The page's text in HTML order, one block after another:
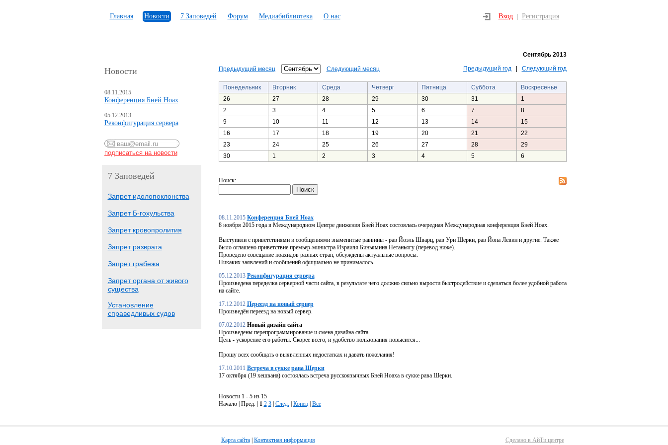
Главная Новости 7 Заповедей Форум Медиабиблиотека О нас Вход Регистрация
Новости
08.11.2015
Конференция Бней Ноах
05.12.2013
Реконфигурация сервера
7 Заповедей
Запрет идолопоклонства
Запрет Б-гохульства
Запрет кровопролития
Запрет разврата
Запрет грабежа
Запрет органа от живого
существа
Установление
справедливых судов
Сентябрь 2013
Предыдущий месяц Следующий месяц Предыдущий год| Следующий год
Понедельник Вторник Среда Четверг Пятница Суббота
Воскресенье
26
27 28 29 30 31
1
2
3 4 5 6 7
8
9
10 11 12 13 14
15
16
17 18 19 20 21
22
23
24 25 26 27 28
29
30
1 2 3 4 5 6
Поиск:
08.11.2015 Конференция Бней Ноах
8 ноября 2015 года в Международном Центре движения Бней Ноах состоялась очередная Международная конференция Бней Ноах.
Выступили с приветствиями и сообщениями знаменитые раввины - рав Йоэль Шварц, рав Ури Шерки, рав Йона Левин и другие. Также
было оглашено приветствие премьер-министра Израиля Биньямина Нетаньягу (перевод ниже).
Проведено совещание ноахидов разных стран, обсуждены актуальные вопросы.
Никаких заявлений и сообщений официально не принималось.
05.12.2013 Реконфигурация сервера
Произведена переделка серверной части сайта, в результате чего должно сильно вырости быстродействие и сделаться более удобной работа
на сайте.
17.12.2012 Переезд на новый сервер
Произведён переезд на новый сервер.
07.02.2012 Новый дизайн сайта
Произведены перепрограммирование и смена дизайна сайта.
Цель - ускорение его работы. Скорее всего, и удобство пользования повысится...
Прошу всех сообщать о выявленных недостатках и давать пожелания!
17.10.2011 Встреча в сукке рава Шерки
17 октября (19 хешвана) состоялась встреча русскоязычных Бней Ноаха в сукке рава Шерки.
Новости 1 - 5 из 15
Начало | Пред. |
1 2 3| След. Конец Все
Карта сайта| Контактная информация Сделано в АйТи центре